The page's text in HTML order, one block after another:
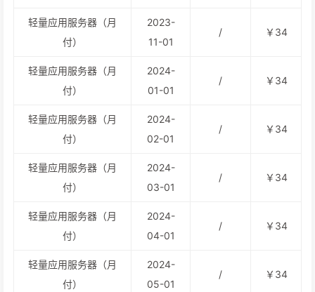
轻量应用服务器（月
付）
2023-
11-01
/ ￥34
轻量应用服务器（月
付）
2024-
01-01
/ ￥34
轻量应用服务器（月
付）
2024-
02-01
/ ￥34
轻量应用服务器（月
付）
2024-
03-01
/ ￥34
轻量应用服务器（月
付）
2024-
04-01
/ ￥34
轻量应用服务器（月
付）
2024-
05-01
/ ￥34